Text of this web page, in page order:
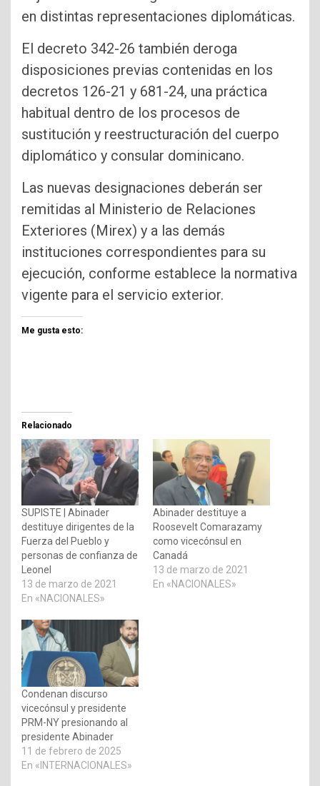
en distintas representaciones diplomáticas.
El decreto 342-26 también deroga
disposiciones previas contenidas en los
decretos 126-21 y 681-24, una práctica
habitual dentro de los procesos de
sustitución y reestructuración del cuerpo
diplomático y consular dominicano.
Las nuevas designaciones deberán ser
remitidas al Ministerio de Relaciones
Exteriores (Mirex) y a las demás
instituciones correspondientes para su
ejecución, conforme establece la normativa
vigente para el servicio exterior.
Me gusta esto:
Relacionado
SUPISTE | Abinader
destituye dirigentes de la
Fuerza del Pueblo y
personas de confianza de
Leonel
13 de marzo de 2021
En «NACIONALES»
Abinader destituye a
Roosevelt Comarazamy
como vicecónsul en
Canadá
13 de marzo de 2021
En «NACIONALES»
Condenan discurso
vicecónsul y presidente
PRM-NY presionando al
presidente Abinader
11 de febrero de 2025
En «INTERNACIONALES»